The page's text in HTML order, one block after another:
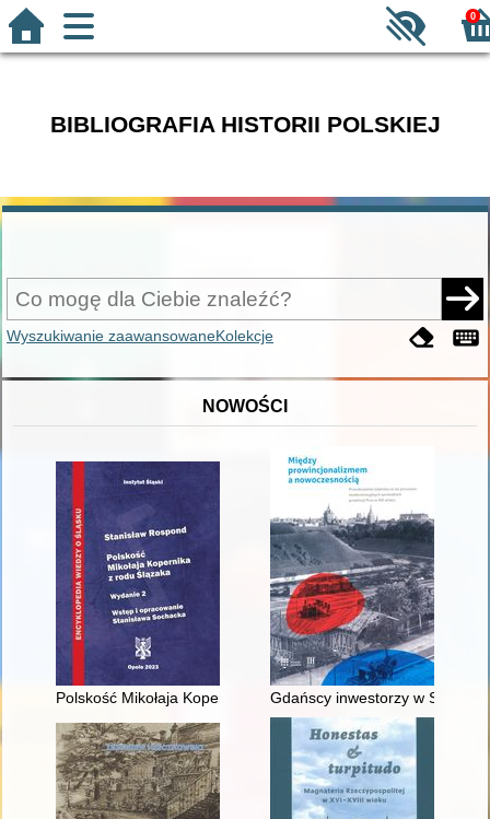
0
BIBLIOGRAFIA HISTORII POLSKIEJ
Wyszukiwanie zaawansowaneKolekcje
NOWOŚCI
Polskość Mikołaja Kopernika z rodu Ślązaka
Gdańscy inwestorzy w